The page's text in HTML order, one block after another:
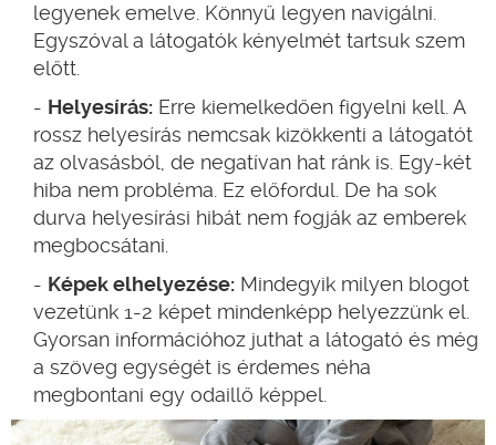
legyenek emelve. Könnyű legyen navigálni.
Egyszóval a látogatók kényelmét tartsuk szem
előtt.
Helyesírás: Erre kiemelkedően figyelni kell. A
rossz helyesírás nemcsak kizökkenti a látogatót
az olvasásból, de negatívan hat ránk is. Egy-két
hiba nem probléma. Ez előfordul. De ha sok
durva helyesírási hibát nem fogják az emberek
megbocsátani.
Képek elhelyezése: Mindegyik milyen blogot
vezetünk 1-2 képet mindenképp helyezzünk el.
Gyorsan információhoz juthat a látogató és még
a szöveg egységét is érdemes néha
megbontani egy odaillő képpel.